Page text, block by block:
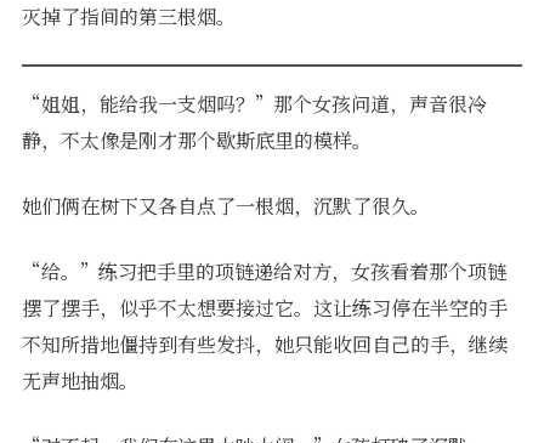
灭掉了指间的第三根烟。
“姐姐，能给我一支烟吗？”那个女孩问道，声音很冷
静，不太像是刚才那个歇斯底里的模样。
她们俩在树下又各自点了一根烟，沉默了很久。
“给。”练习把手里的项链递给对方，女孩看着那个项链
摆了摆手，似乎不太想要接过它。这让练习停在半空的手
不知所措地僵持到有些发抖，她只能收回自己的手，继续
无声地抽烟。